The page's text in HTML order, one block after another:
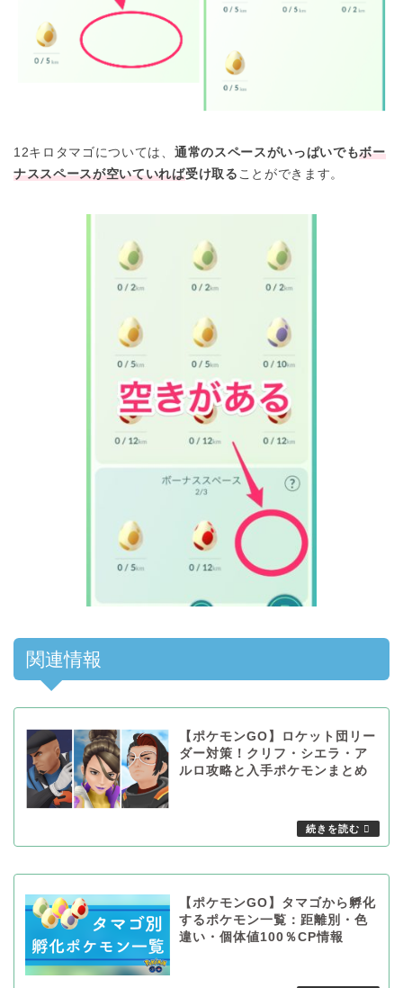
12キロタマゴについては、 通常のスペースがいっぱいでもボー
ナススペースが空いていれば受け取る ことができます。
関連情報
【ポケモンGO】ロケット団リー
ダー対策！クリフ・シエラ・ア
ルロ攻略と入手ポケモンまとめ
【ポケモンGO】タマゴから孵化
するポケモン一覧：距離別・色
違い・個体値100％CP情報